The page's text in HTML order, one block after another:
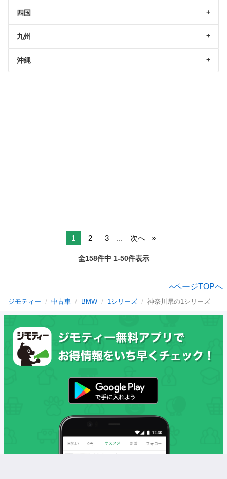
四国
九州
沖縄
1 2 3 ... 次へ
全158件中 1-50件表示
ページTOPへ
ジモティー 中古車 BMW 1シリーズ 神奈川県の1シリーズ